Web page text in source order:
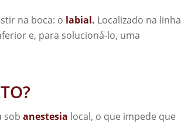
na boca: o labial. Localizado na linha
e, para solucioná-lo, uma
sob anestesia local, o que impede que